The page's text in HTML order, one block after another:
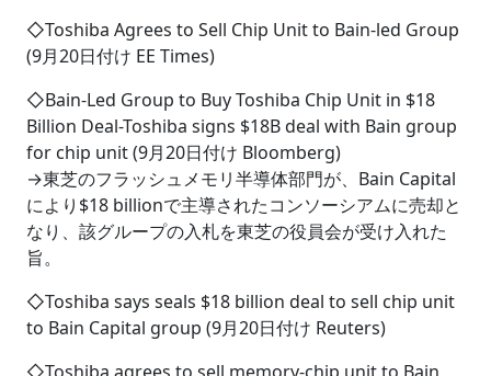
◇Toshiba Agrees to Sell Chip Unit to Bain-led Group
(9月20日付け EE Times)
◇Bain-Led Group to Buy Toshiba Chip Unit in $18
Billion Deal-Toshiba signs $18B deal with Bain group
for chip unit (9月20日付け Bloomberg)
→東芝のフラッシュメモリ半導体部門が、Bain Capital
により$18 billionで主導されたコンソーシアムに売却と
なり、該グループの入札を東芝の役員会が受け入れた
旨。
◇Toshiba says seals $18 billion deal to sell chip unit
to Bain Capital group (9月20日付け Reuters)